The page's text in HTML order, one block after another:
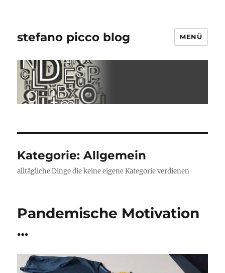
stefano picco blog MENÜ
Kategorie:Allgemein
alltägliche Dinge die keine eigene Kategorie verdienen
Pandemische Motivation
…